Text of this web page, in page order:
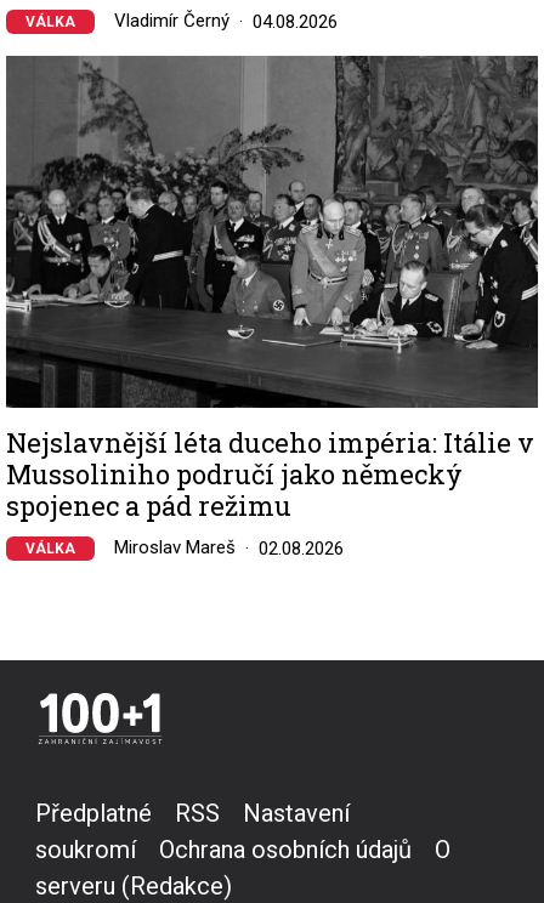
VÁLKA Vladimír Černý 04.08.2026
Nejslavnější léta duceho impéria: Itálie v
Mussoliniho područí jako německý
spojenec a pád režimu
VÁLKA Miroslav Mareš 02.08.2026
Předplatné RSS
Nastavení
soukromí
Ochrana osobních údajů
O
serveru (Redakce)